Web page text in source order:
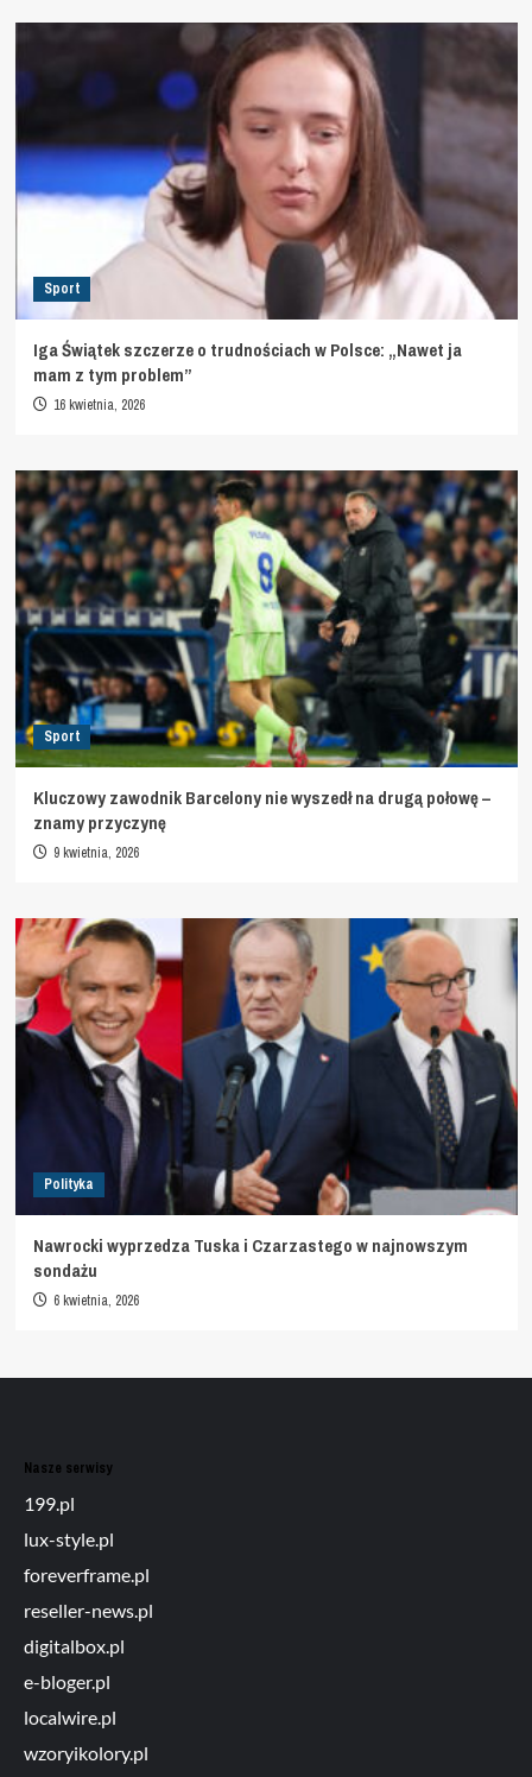
Sport
Iga Świątek szczerze o trudnościach w Polsce: „Nawet ja
mam z tym problem”
16 kwietnia, 2026
Sport
Kluczowy zawodnik Barcelony nie wyszedł na drugą połowę –
znamy przyczynę
9 kwietnia, 2026
Polityka
Nawrocki wyprzedza Tuska i Czarzastego w najnowszym
sondażu
6 kwietnia, 2026
Nasze serwisy
199.pl
lux-style.pl
foreverframe.pl
reseller-news.pl
digitalbox.pl
e-bloger.pl
localwire.pl
wzoryikolory.pl